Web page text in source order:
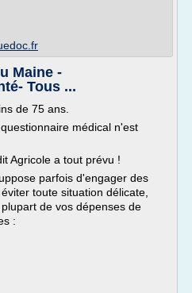
Maine -
Tous ...
de 75 ans.
médical n'est
Agricole a tout prévu !
parfois d'engager des
toute situation délicate,
de vos dépenses de
: